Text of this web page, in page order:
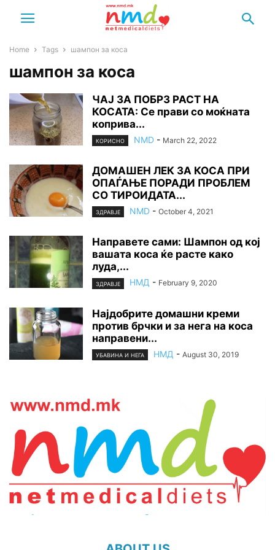
Home Tags шампон за коса
шампон за коса
ЧАЈ ЗА ПОБРЗ РАСТ НА
КОСАТА: Се прави со моќната
коприва...
КОРИСНО NMD - March 22, 2022
ДОМАШЕН ЛЕК ЗА КОСА ПРИ
ОПАЃАЊЕ ПОРАДИ ПРОБЛЕМ
СО ТИРОИДАТА...
ЗДРАВЈЕ NMD - October 4, 2021
Направете сами: Шампон од кој
вашата коса ќе расте како
луда,...
ЗДРАВЈЕ НМД - February 9, 2020
Најдобрите домашни креми
против брчки и за нега на коса
направени...
УБАВИНА И НЕГА НМД - August 30, 2019